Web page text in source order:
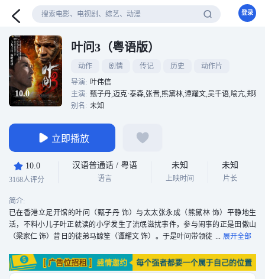
登录
10.0
叶问3（粤语版）
动作 剧情 传记 历史
动作片
导演: 叶伟信
主演: 甄子丹,迈克·泰森,张晋,熊黛林,谭耀文,吴千语,喻亢,郑
别名: 未知
立即播放
10.0
3168人评分
汉语普通话 / 粤语
语言
未知
上映时间
未知
片长
简介:
已在香港立足开馆的叶问（甄子丹 饰）与太太张永成（熊黛林 饰）平静地生
活，不料小儿子叶正就读的小学发生了流氓滋扰事件，参与闹事的正是田傲山
（梁家仁 饰）昔日的徒弟马鲸笙（谭耀文 饰）。于是叶问带领徒
众小学生，并结识了同样是永春传人的车夫张天志（张晋 饰），二人惺惺相
惜。可是事件却没有止步于此，马鲸笙的老板（迈克.泰森 饰）才是幕后黑手，